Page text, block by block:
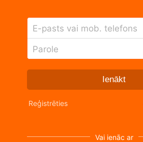
E-pasts vai mob. telefons
Parole
Ienākt
Reģistrēties
Vai ienāc ar